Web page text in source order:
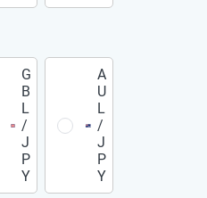
G
B
L
/
J
P
Y
A
U
L
/
J
P
Y